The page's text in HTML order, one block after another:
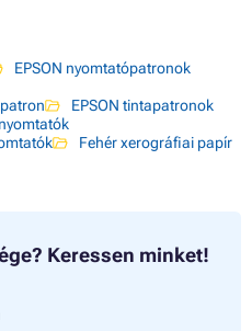
EPSON nyomtatópatronok
EPSON tintapatronok
Fehér xerográfiai papír
Keressen minket!